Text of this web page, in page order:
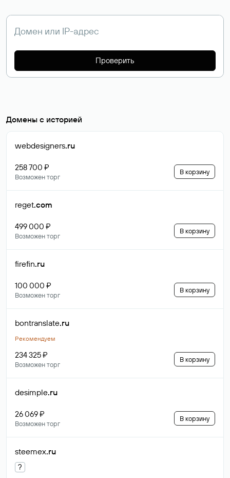
Проверить
Домены с историей
webdesigners.ru
258 700 ₽
Возможен торг
В корзину
reget.com
499 000 ₽
Возможен торг
В корзину
firefin.ru
100 000 ₽
Возможен торг
В корзину
bontranslate.ru
Рекомендуем
234 325 ₽
Возможен торг
В корзину
desimple.ru
26 069 ₽
Возможен торг
В корзину
steemex.ru
?